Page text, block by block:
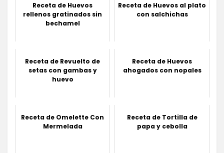
Receta de Huevos
rellenos gratinados sin
bechamel
Receta de Huevos al plato
con salchichas
Receta de Revuelto de
setas con gambas y
huevo
Receta de Huevos
ahogados con nopales
Receta de Omelette Con
Mermelada
Receta de Tortilla de
papa y cebolla